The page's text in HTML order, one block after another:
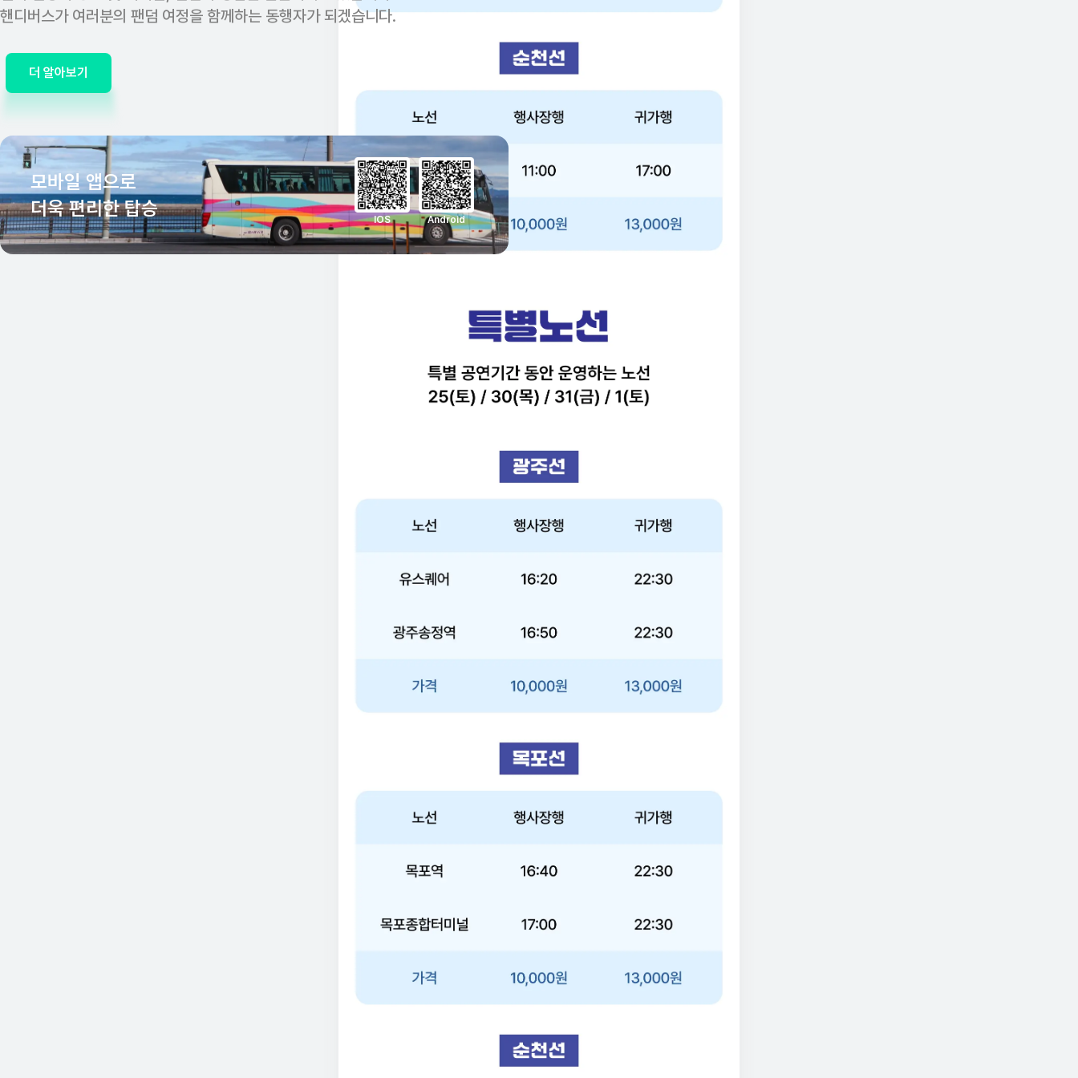
핸디버스가 여러분의 팬덤 여정을 함께하는 동행자가 되겠습니다.
더 알아보기
모바일 앱으로
더욱 편리한 탑승
IOS Android